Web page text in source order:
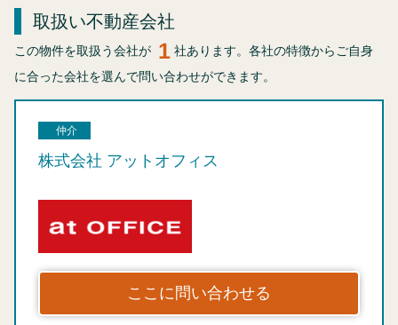
取扱い不動産会社
この物件を取扱う会社が 1 社あります。各社の特徴からご自身
に合った会社を選んで問い合わせができます。
仲介
株式会社 アットオフィス
ここに問い合わせる